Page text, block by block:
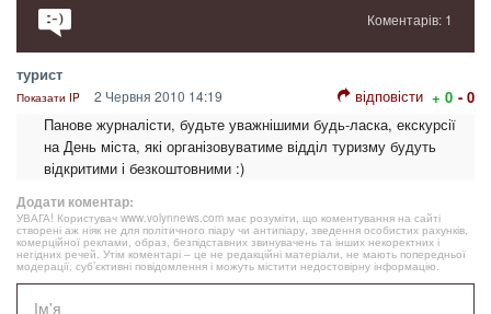
Коментарів: 1
турист
Показати IP 2 Червня 2010 14:19 відповісти + 0 - 0
Панове журналісти, будьте уважнішими будь-ласка, екскурсії
на День міста, які організовуватиме відділ туризму будуть
відкритими і безкоштовними :)
Додати коментар:
УВАГА! Користувач www.volynnews.com має розуміти, що коментування на сайті
створені аж ніяк не для політичного піару чи антипіару, зведення особистих рахунків,
комерційної реклами, образ, безпідставних звинувачень та інших некоректних і
негідних речей. Утім коментарі – це не редакційні матеріали, не мають попередньої
модерації, суб’єктивні повідомлення і можуть містити недостовірну інформацію.